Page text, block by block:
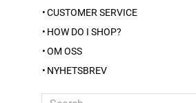
CUSTOMER SERVICE
HOW DO I SHOP?
OM OSS
NYHETSBREV